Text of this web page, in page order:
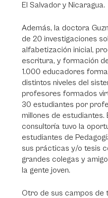
El Salvador y Nicaragua.
Además, la doctora
de 20 investigaciones
alfabetización inicial,
escritura, y formación
1.000 educadores
distintos niveles del
profesores formados
30 estudiantes por
millones de estudiantes.
consultoría tuvo la
estudiantes de
sus prácticas y/o tesis
grandes colegas y
la gente joven.
Otro de sus campos